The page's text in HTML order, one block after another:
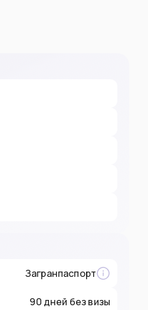
Загранпаспорт
90 дней без визы